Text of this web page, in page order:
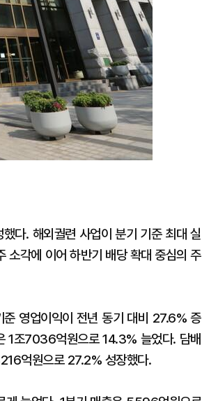
다. 해외궐련 사업이 분기 기준 최대 실
소각에 이어 하반기 배당 확대 중심의 주
영업이익이 전년 동기 대비 27.6% 증
1조7036억원으로 14.3% 늘었다. 담배
억원으로 27.2% 성장했다.